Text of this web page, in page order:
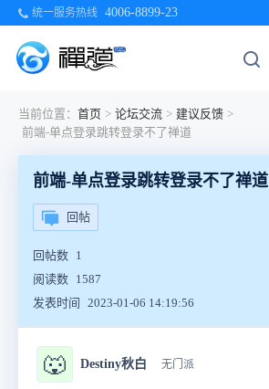
统一服务热线 4006-8899-23
当前位置： 首页 > 论坛交流 > 建议反馈 >
前端-单点登录跳转登录不了禅道
前端-单点登录跳转登录不了禅道
回帖
回帖数 1
阅读数 1587
发表时间
2023-01-06 14:19:56
🐺 Destiny秋白 无门派